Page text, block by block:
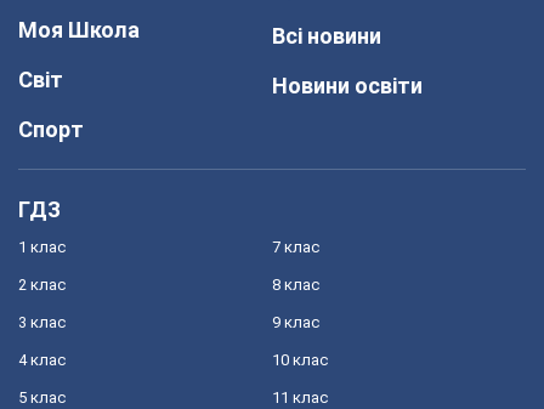
Моя Школа
Світ
Спорт
Всі новини
Новини освіти
ГДЗ
1 клас
2 клас
3 клас
4 клас
5 клас
7 клас
8 клас
9 клас
10 клас
11 клас